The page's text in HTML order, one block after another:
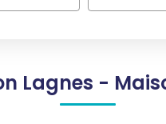
Lagnes -